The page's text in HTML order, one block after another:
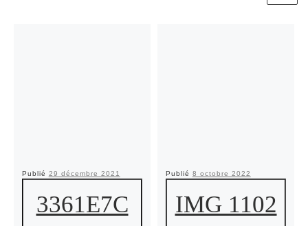
Publié 29 décembre 2021
3361E7C
Publié 8 octobre 2022
IMG 1102